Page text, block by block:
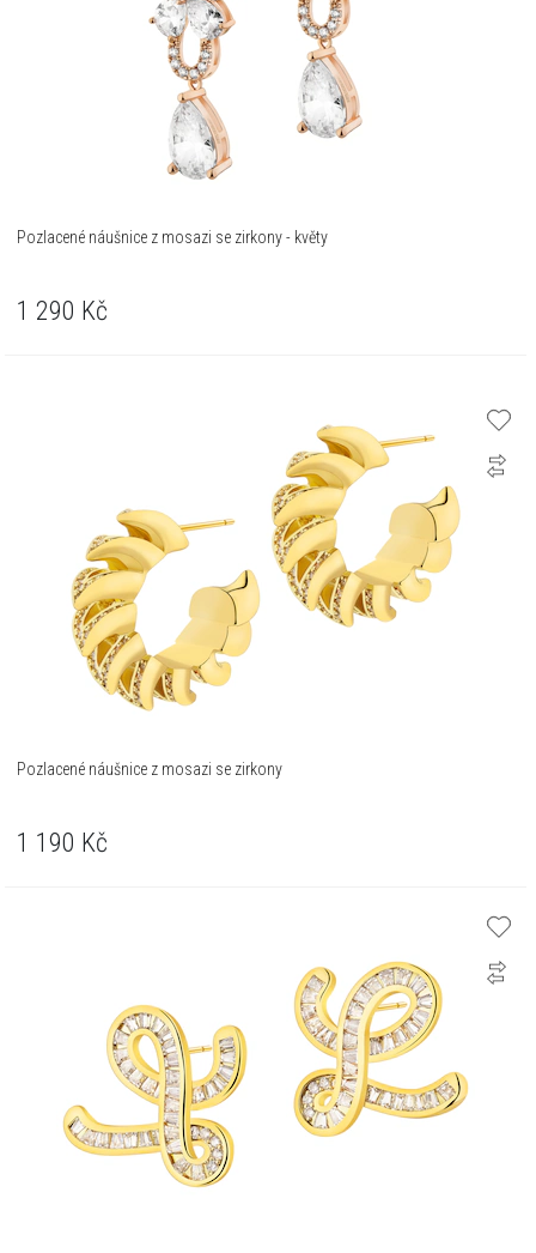
Pozlacené náušnice z mosazi se zirkony - květy
1 290 Kč
Pozlacené náušnice z mosazi se zirkony
1 190 Kč